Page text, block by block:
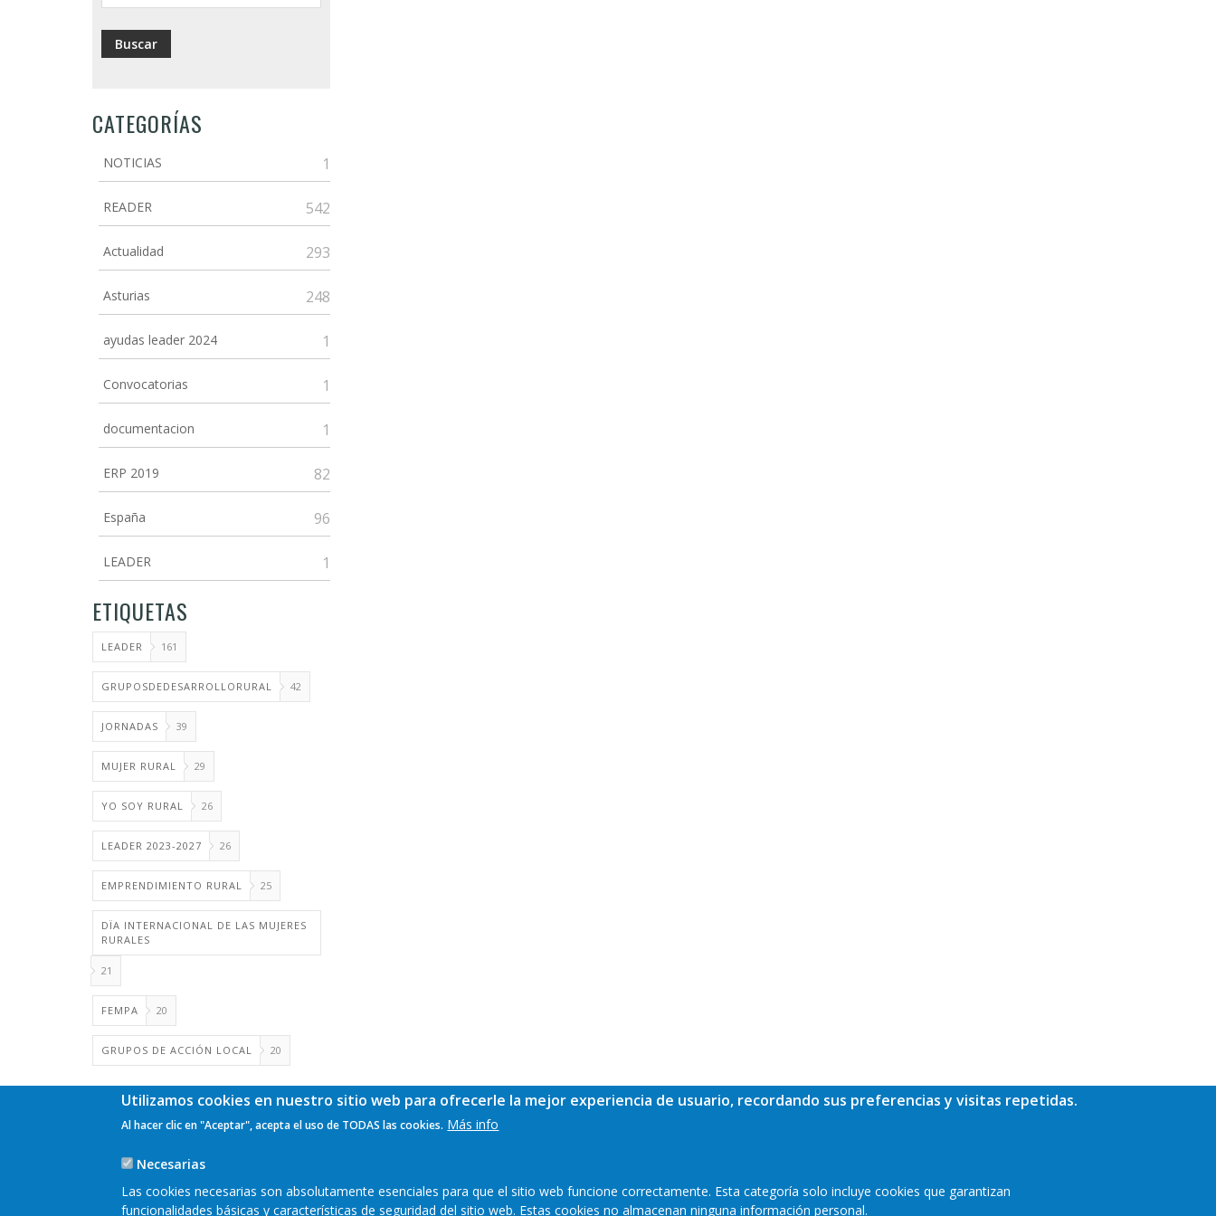
CATEGORÍAS
NOTICIAS 1
READER 542
Actualidad 293
Asturias 248
ayudas leader 2024 1
Convocatorias 1
documentacion 1
ERP 2019 82
España 96
LEADER 1
ETIQUETAS
LEADER 161
GRUPOSDEDESARROLLORURAL 42
JORNADAS 39
MUJER RURAL 29
YO SOY RURAL 26
LEADER 2023-2027 26
EMPRENDIMIENTO RURAL 25
DÏA INTERNACIONAL DE LAS MUJERES
RURALES
21
FEMPA 20
GRUPOS DE ACCIÓN LOCAL 20
Utilizamos cookies en nuestro sitio web para ofrecerle la mejor experiencia de usuario, recordando sus preferencias y visitas repetidas.
Al hacer clic en "Aceptar", acepta el uso de TODAS las cookies. Más info
Necesarias
Las cookies necesarias son absolutamente esenciales para que el sitio web funcione correctamente. Esta categoría solo incluye cookies que garantizan
funcionalidades básicas y características de seguridad del sitio web. Estas cookies no almacenan ninguna información personal.